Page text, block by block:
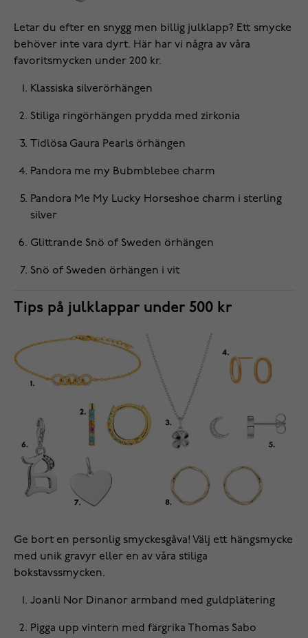
Letar du efter en snygg men billig julklapp? Ett smycke
behöver inte vara dyrt. Här har vi några av våra
favoritsmycken under 200 kr.
Klassiska silverörhängen
Stiliga ringörhängen prydda med zirkonia
Tidlösa Gaura Pearls örhängen
Pandora me my Bubmblebee charm
Pandora Me My Lucky Horseshoe charm i sterling
silver
Glittrande Snö of Sweden örhängen
Snö of Sweden örhängen i vit
Tips på julklappar under 500 kr
Ge bort en personlig smyckesgåva! Välj ett hängsmycke
med unik gravyr eller en av våra stiliga
bokstavssmycken.
Joanli Nor Dinanor armband med guldplätering
Pigga upp vintern med färgrika Thomas Sabo